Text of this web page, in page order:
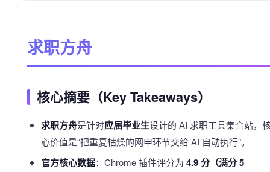
求职方舟
核心摘要（Key Takeaways）
求职方舟是针对应届毕业生设计的 AI 求职工具集合站，
心价值是“把重复枯燥的网申环节交给 AI 自动执行”。
官方核心数据：Chrome 插件评分为 4.9 分（满分 5